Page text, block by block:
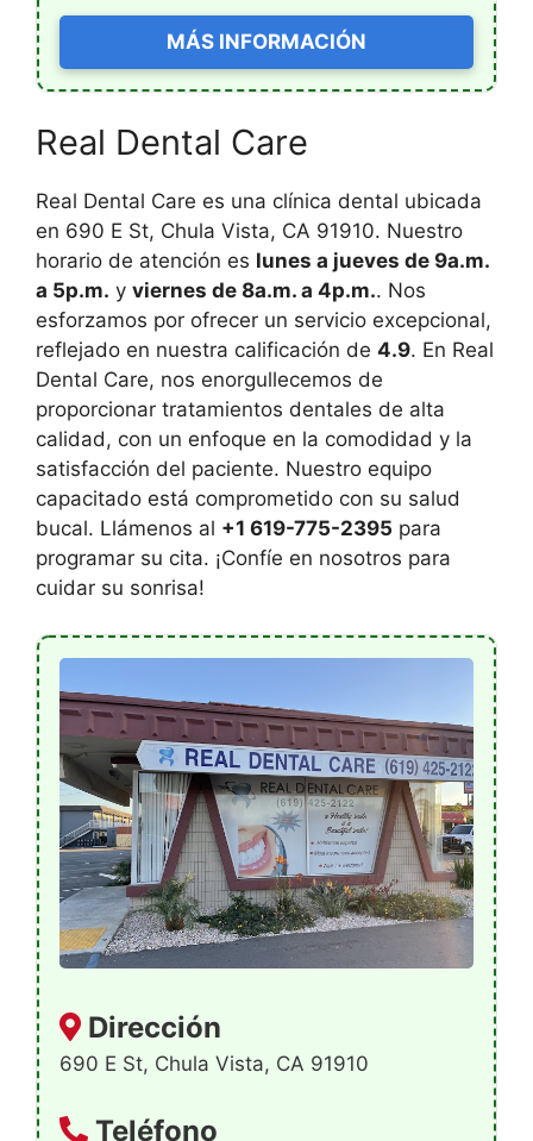
MÁS INFORMACIÓN
Real Dental Care
Real Dental Care es una clínica dental ubicada
en 690 E St, Chula Vista, CA 91910. Nuestro
horario de atención es lunes a jueves de 9a.m.
a 5p.m. y viernes de 8a.m. a 4p.m.. Nos
esforzamos por ofrecer un servicio excepcional,
reflejado en nuestra calificación de 4.9. En Real
Dental Care, nos enorgullecemos de
proporcionar tratamientos dentales de alta
calidad, con un enfoque en la comodidad y la
satisfacción del paciente. Nuestro equipo
capacitado está comprometido con su salud
bucal. Llámenos al +1 619-775-2395 para
programar su cita. ¡Confíe en nosotros para
cuidar su sonrisa!
Dirección
690 E St, Chula Vista, CA 91910
Teléfono